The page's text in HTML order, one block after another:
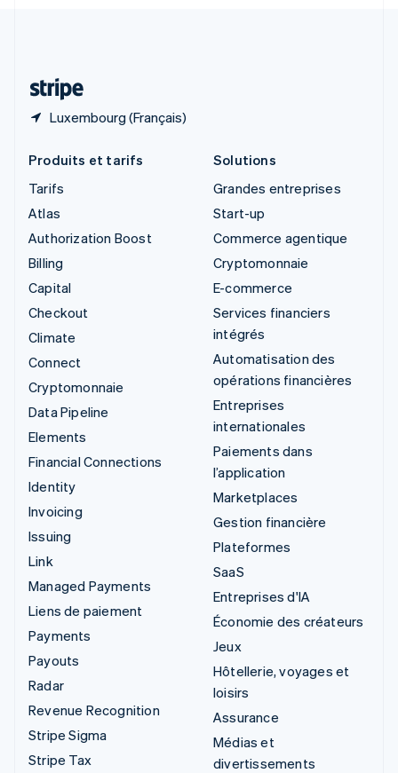
Luxembourg (Français)
Produits et tarifs
Tarifs
Atlas
Authorization Boost
Billing
Capital
Checkout
Climate
Connect
Cryptomonnaie
Data Pipeline
Elements
Financial Connections
Identity
Invoicing
Issuing
Link
Managed Payments
Liens de paiement
Payments
Payouts
Radar
Revenue Recognition
Stripe Sigma
Stripe Tax
Solutions
Grandes entreprises
Start-up
Commerce agentique
Cryptomonnaie
E-commerce
Services financiers
intégrés
Automatisation des
opérations financières
Entreprises
internationales
Paiements dans
l’application
Marketplaces
Gestion financière
Plateformes
SaaS
Entreprises d'IA
Économie des créateurs
Jeux
Hôtellerie, voyages et
loisirs
Assurance
Médias et
divertissements